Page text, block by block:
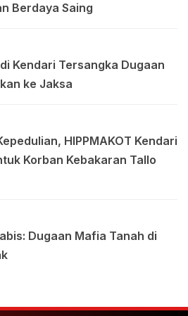
Berdaya Saing
Kendari Tersangka Dugaan
ke Jaksa
HIPPMAKOT Kendari
Korban Kebakaran Tallo
Dugaan Mafia Tanah di